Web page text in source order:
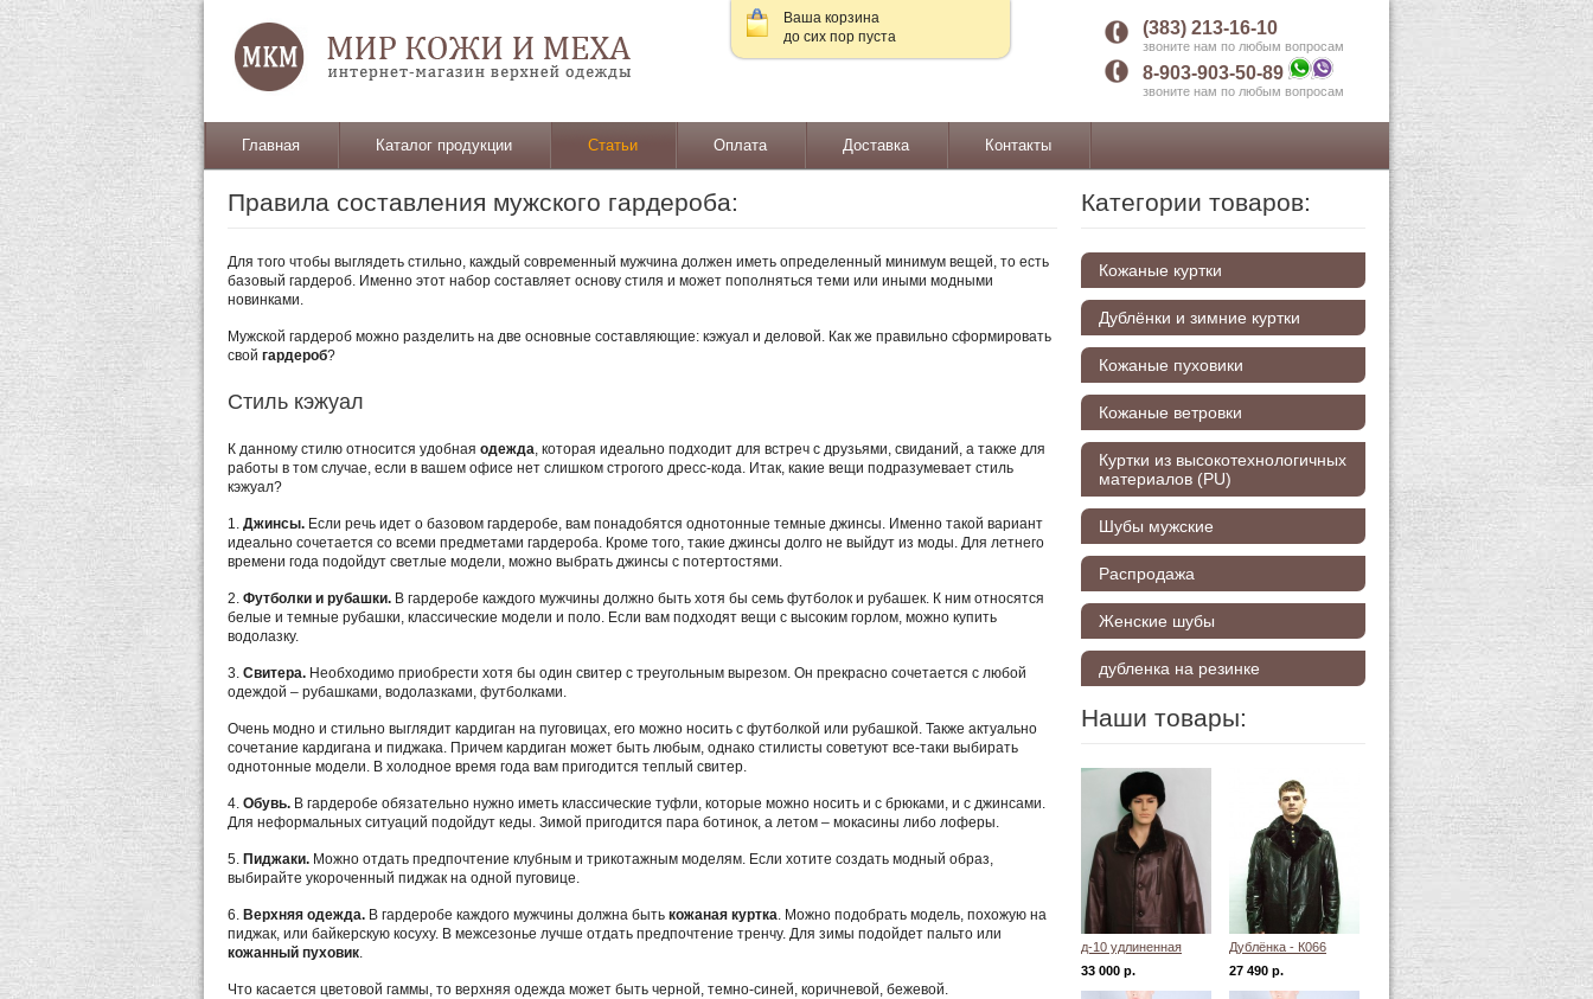
Главная Каталог продукции Статьи Оплата Доставка Контакты
(383) 213-16-10
звоните нам по любым вопросам
8-903-903-50-89
звоните нам по любым вопросам
Ваша корзина
до сих пор пуста
Правила составления мужского гардероба:
Для того чтобы выглядеть стильно, каждый современный мужчина должен иметь определенный минимум вещей, то есть
базовый гардероб. Именно этот набор составляет основу стиля и может пополняться теми или иными модными
новинками.
Мужской гардероб можно разделить на две основные составляющие: кэжуал и деловой. Как же правильно сформировать
свой гардероб?
Стиль кэжуал
К данному стилю относится удобная одежда, которая идеально подходит для встреч с друзьями, свиданий, а также для
работы в том случае, если в вашем офисе нет слишком строгого дресс-кода. Итак, какие вещи подразумевает стиль
кэжуал?
1. Джинсы. Если речь идет о базовом гардеробе, вам понадобятся однотонные темные джинсы. Именно такой вариант
идеально сочетается со всеми предметами гардероба. Кроме того, такие джинсы долго не выйдут из моды. Для летнего
времени года подойдут светлые модели, можно выбрать джинсы с потертостями.
2. Футболки и рубашки. В гардеробе каждого мужчины должно быть хотя бы семь футболок и рубашек. К ним относятся
белые и темные рубашки, классические модели и поло. Если вам подходят вещи с высоким горлом, можно купить
водолазку.
3. Свитера. Необходимо приобрести хотя бы один свитер с треугольным вырезом. Он прекрасно сочетается с любой
одеждой – рубашками, водолазками, футболками.
Очень модно и стильно выглядит кардиган на пуговицах, его можно носить с футболкой или рубашкой. Также актуально
сочетание кардигана и пиджака. Причем кардиган может быть любым, однако стилисты советуют все-таки выбирать
однотонные модели. В холодное время года вам пригодится теплый свитер.
4. Обувь. В гардеробе обязательно нужно иметь классические туфли, которые можно носить и с брюками, и с джинсами.
Для неформальных ситуаций подойдут кеды. Зимой пригодится пара ботинок, а летом – мокасины либо лоферы.
5. Пиджаки. Можно отдать предпочтение клубным и трикотажным моделям. Если хотите создать модный образ,
выбирайте укороченный пиджак на одной пуговице.
6. Верхняя одежда. В гардеробе каждого мужчины должна быть кожаная куртка. Можно подобрать модель, похожую на
пиджак, или байкерскую косуху. В межсезонье лучше отдать предпочтение тренчу. Для зимы подойдет пальто или
кожанный пуховик.
Что касается цветовой гаммы, то верхняя одежда может быть черной, темно-синей, коричневой, бежевой.
Категории товаров:
Кожаные куртки
Дублёнки и зимние куртки
Кожаные пуховики
Кожаные ветровки
Куртки из высокотехнологичных
материалов (PU)
Шубы мужские
Распродажа
Женские шубы
дубленка на резинке
Наши товары:
д-10 удлиненная
дубленка
33 000 р.
Дублёнка - К066
27 490 р.